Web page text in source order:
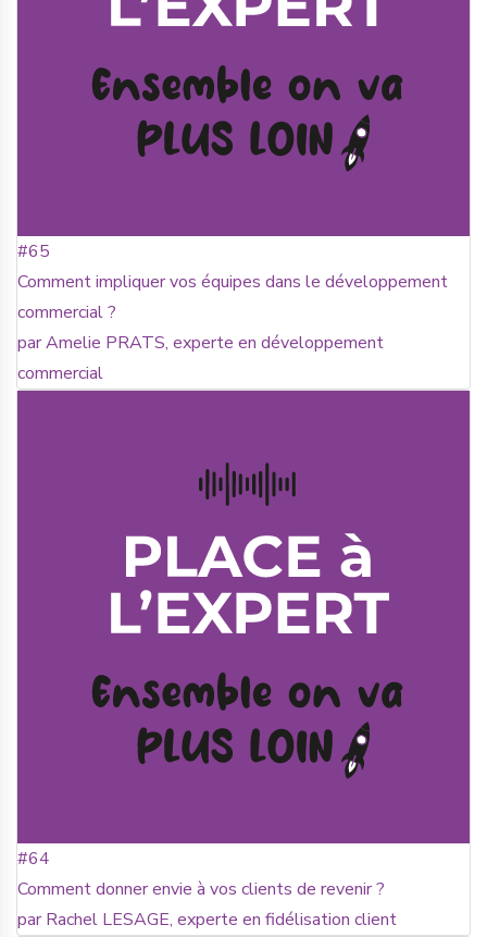
#65
Comment impliquer vos équipes dans le développement
commercial ?
par Amelie PRATS, experte en développement
commercial
#64
Comment donner envie à vos clients de revenir ?
par Rachel LESAGE, experte en fidélisation client